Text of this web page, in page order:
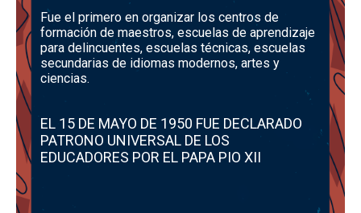
Fue el primero en organizar los centros de
formación de maestros, escuelas de aprendizaje
para delincuentes, escuelas técnicas, escuelas
secundarias de idiomas modernos, artes y
ciencias.
EL 15 DE MAYO DE 1950 FUE DECLARADO
PATRONO UNIVERSAL DE LOS
EDUCADORES POR EL PAPA PIO XII